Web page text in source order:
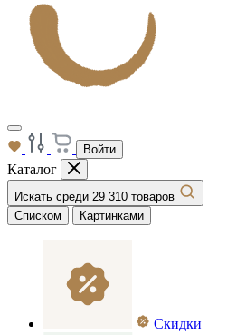
Войти
Каталог
Искать среди 29 310 товаров
Списком
Картинками
Скидки